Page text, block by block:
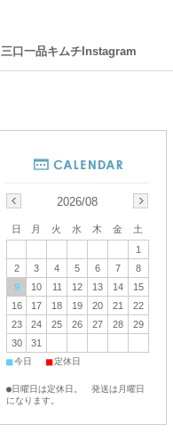
三口一品キムチInstagram
2026/08
日 月 火 水 木 金
土
1
2
3 4 5 6 7
8
9
10 11 12 13 14
15
16
17 18 19 20 21
22
23
24 25 26 27 28
29
30
31
■今日 ■定休日
●日曜日は定休日。 発送は月曜日
になります。